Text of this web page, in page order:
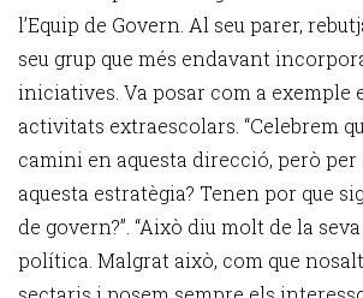
l’Equip de Govern. Al seu parer,
seu grup que més endavant
iniciatives. Va posar com a exemple
activitats extraescolars. “Celebrem
camini en aquesta direcció, però per
aquesta estratègia? Tenen por que
de govern?”. “Això diu molt de la
política. Malgrat això, com que